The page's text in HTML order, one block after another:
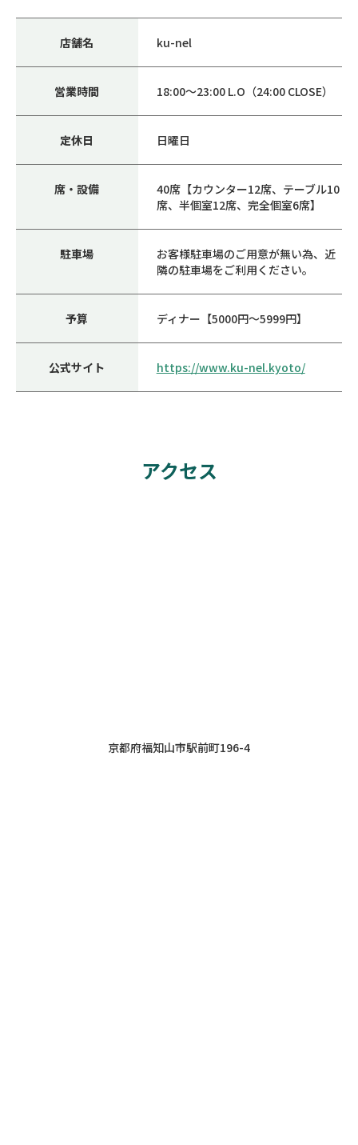
店舗名 ku-nel
営業時間 18:00〜23:00 L.O（24:00 CLOSE）
定休日 日曜日
席・設備
40席【カウンター12席、テーブル10
席、半個室12席、完全個室6席】
駐車場
お客様駐車場のご用意が無い為、近
隣の駐車場をご利用ください。
予算 ディナー【5000円～5999円】
公式サイト https://www.ku-nel.kyoto/
アクセス
京都府福知山市駅前町196-4